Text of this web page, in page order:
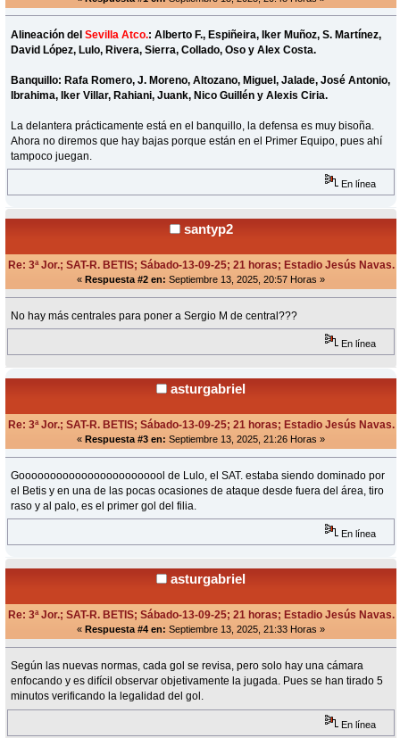
Alineación delSevilla Atco.: Alberto F., Espiñeira, Iker Muñoz, S. Martínez,
David López, Lulo, Rivera, Sierra, Collado, Oso y Alex Costa.
Banquillo: Rafa Romero, J. Moreno, Altozano, Miguel, Jalade, José Antonio,
Ibrahima, Iker Villar, Rahiani, Juank, Nico Guillén y Alexis Ciria.
La delantera prácticamente está en el banquillo, la defensa es muy bisoña.
Ahora no diremos que hay bajas porque están en el Primer Equipo, pues ahí
tampoco juegan.
En línea
santyp2
Re: 3ª Jor.; SAT-R. BETIS; Sábado-13-09-25; 21 horas; Estadio Jesús Navas.
« Respuesta #2 en: Septiembre 13, 2025, 20:57 Horas »
No hay más centrales para poner a Sergio M de central???
En línea
asturgabriel
Re: 3ª Jor.; SAT-R. BETIS; Sábado-13-09-25; 21 horas; Estadio Jesús Navas.
« Respuesta #3 en: Septiembre 13, 2025, 21:26 Horas »
Goooooooooooooooooooooool de Lulo, el SAT. estaba siendo dominado por
el Betis y en una de las pocas ocasiones de ataque desde fuera del área, tiro
raso y al palo, es el primer gol del filia.
En línea
asturgabriel
Re: 3ª Jor.; SAT-R. BETIS; Sábado-13-09-25; 21 horas; Estadio Jesús Navas.
« Respuesta #4 en: Septiembre 13, 2025, 21:33 Horas »
Según las nuevas normas, cada gol se revisa, pero solo hay una cámara
enfocando y es difícil observar objetivamente la jugada. Pues se han tirado 5
minutos verificando la legalidad del gol.
En línea